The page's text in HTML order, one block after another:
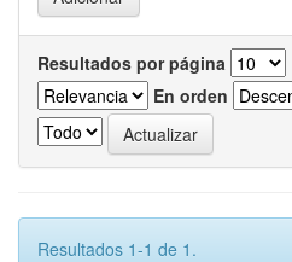
Resultados por página
En orden
Resultados 1-1 de 1.